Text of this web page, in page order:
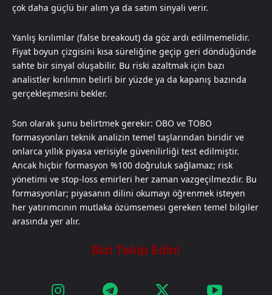
çok daha güçlü bir alım ya da satım sinyali verir.
Yanlış kırılımlar (false breakout) da göz ardı edilmemelidir.
Fiyat boyun çizgisini kısa süreliğine geçip geri döndüğünde
sahte bir sinyal oluşabilir. Bu riski azaltmak için bazı
analistler kırılımın belirli bir yüzde ya da kapanış bazında
gerçekleşmesini bekler.
Son olarak şunu belirtmek gerekir: OBO ve TOBO
formasyonları teknik analizin temel taşlarından biridir ve
onlarca yıllık piyasa verisiyle güvenilirliği test edilmiştir.
Ancak hiçbir formasyon %100 doğruluk sağlamaz; risk
yönetimi ve stop-loss emirleri her zaman vazgeçilmezdir. Bu
formasyonlar; piyasanın dilini okumayı öğrenmek isteyen
her yatırımcının mutlaka özümsemesi gereken temel bilgiler
arasında yer alır.